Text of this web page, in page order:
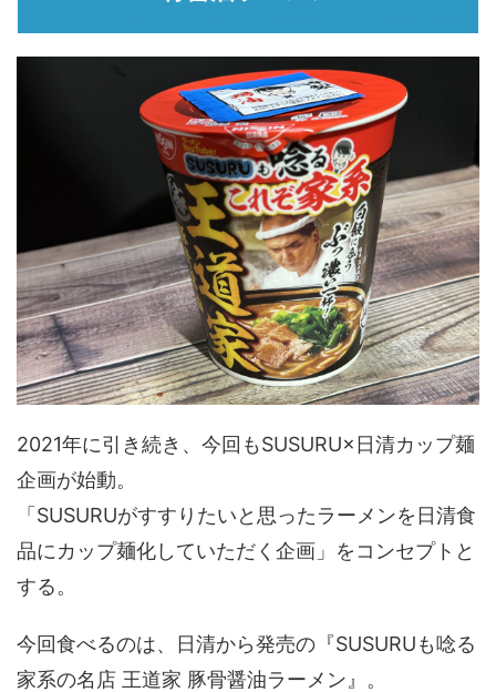
2021年に引き続き、今回もSUSURU×日清カップ麺
企画が始動。
「SUSURUがすすりたいと思ったラーメンを日清食
品にカップ麺化していただく企画」をコンセプトと
する。
今回食べるのは、日清から発売の『SUSURUも唸る
家系の名店 王道家 豚骨醤油ラーメン』。